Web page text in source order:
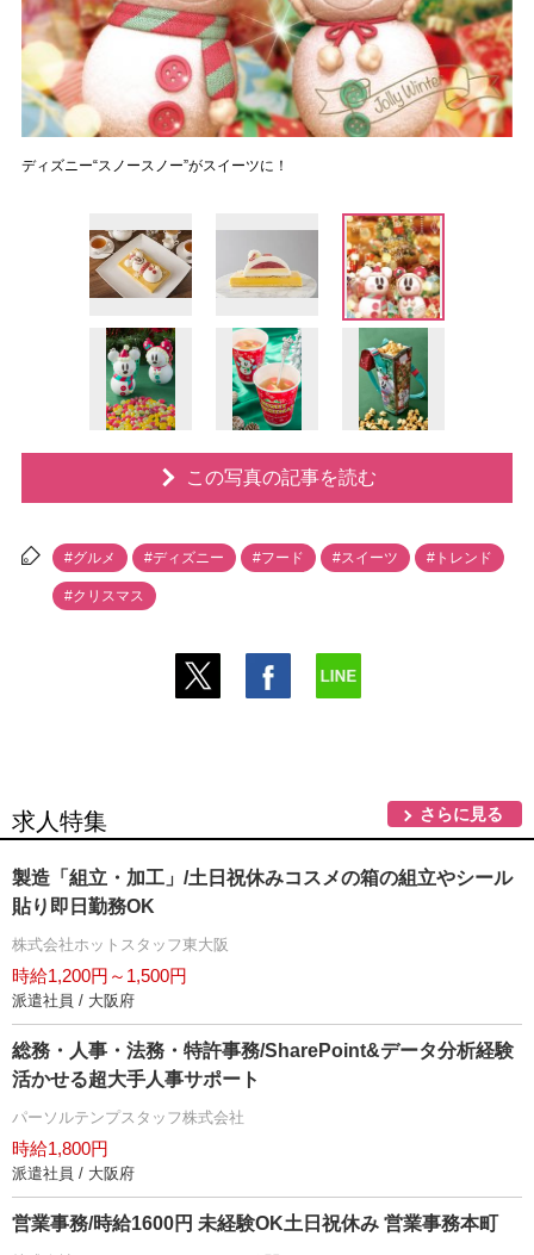
ディズニー“スノースノー”がスイーツに！
この写真の記事を読む
#グルメ #ディズニー #フード #スイーツ #トレンド
#クリスマス
求人特集 さらに見る
製造「組立・加工」/土日祝休みコスメの箱の組立やシール
貼り即日勤務OK
株式会社ホットスタッフ東大阪
時給1,200円～1,500円
派遣社員 / 大阪府
総務・人事・法務・特許事務/SharePoint&データ分析経験
活かせる超大手人事サポート
パーソルテンプスタッフ株式会社
時給1,800円
派遣社員 / 大阪府
営業事務/時給1600円 未経験OK土日祝休み 営業事務本町